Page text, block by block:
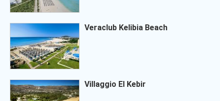
Veraclub Kelibia Beach
Villaggio El Kebir